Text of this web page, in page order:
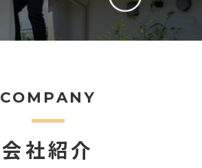
COMPANY
会社紹介